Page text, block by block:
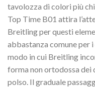
tavolozza di colori più
Top Time B01 attira
Breitling per questi
abbastanza comune per
modo in cui Breitling
forma non ortodossa dei
polso. Il graduale